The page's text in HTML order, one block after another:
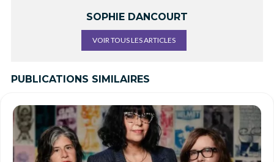
SOPHIE DANCOURT
VOIR TOUS LES ARTICLES
PUBLICATIONS SIMILAIRES